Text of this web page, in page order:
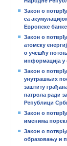
Закон о
са
Европске
Закон о
атомску
о учешћу
информација у
Закон о
унутрашњих
заштиту
патрола ради
Републици
Закон о
именима
Закон о
образовању и